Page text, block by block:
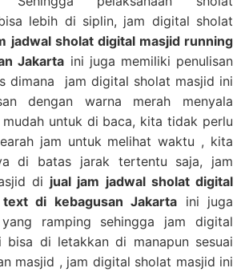
lebih di siplin, jam digital sholat
jadwal sholat digital masjid running
Jakarta ini juga memiliki penulisan
dimana jam digital sholat masjid ini
dengan warna merah menyala
mudah untuk di baca, kita tidak perlu
jam untuk melihat waktu , kita
di batas jarak tertentu saja, jam
di jual jam jadwal sholat digital
di kebagusan Jakarta ini juga
ramping sehingga jam digital
bisa di letakkan di manapun sesuai
masjid , jam digital sholat masjid ini